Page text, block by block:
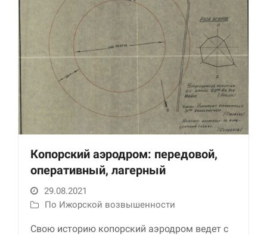
Копорский аэродром: передовой,
оперативный, лагерный
29.08.2021
По Ижорской возвышенности
Свою историю копорский аэродром ведет с
эффективной работы
нашего сайта во
время вашего
посещения, отказ от
использования этих
файлов cookie
приведет к
исчезновению
некоторых функций
сайта.
Делясь своими
интересами и
посещения нашего
вероятность того, что